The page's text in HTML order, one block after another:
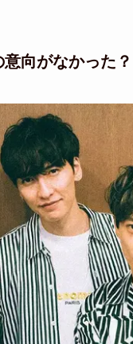
向がなかった？